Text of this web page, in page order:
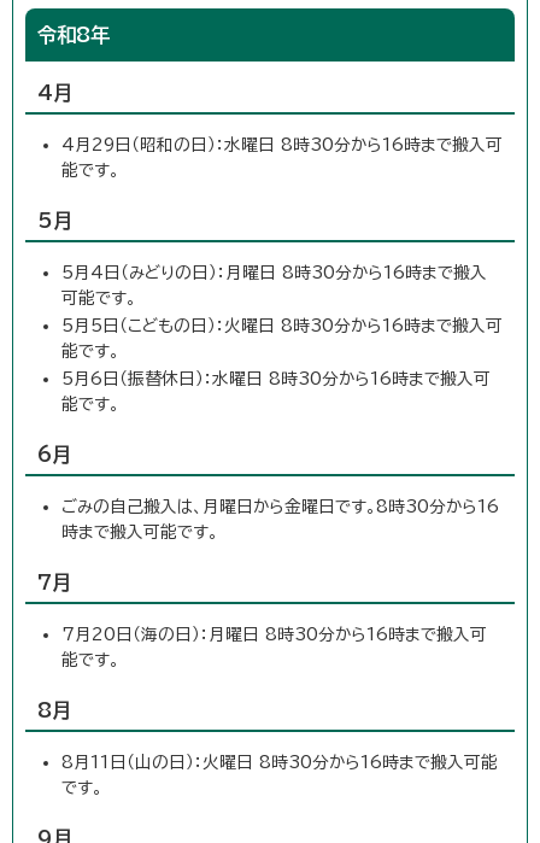
令和8年
4月
4月29日（昭和の日）：水曜日 8時30分から16時まで搬入可
能です。
5月
5月4日（みどりの日）：月曜日 8時30分から16時まで搬入
可能です。
5月5日（こどもの日）：火曜日 8時30分から16時まで搬入可
能です。
5月6日（振替休日）：水曜日 8時30分から16時まで搬入可
能です。
6月
ごみの自己搬入は、月曜日から金曜日です。8時30分から16
時まで搬入可能です。
7月
7月20日（海の日）：月曜日 8時30分から16時まで搬入可
能です。
8月
8月11日（山の日）：火曜日 8時30分から16時まで搬入可能
です。
9月